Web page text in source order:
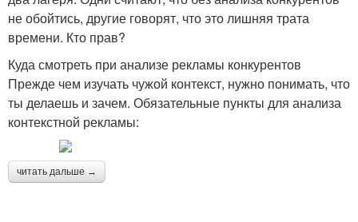
не обойтись, другие говорят, что это лишняя трата
времени. Кто прав?
Куда смотреть при анализе рекламы конкурентов
Прежде чем изучать чужой контекст, нужно понимать, что
ты делаешь и зачем. Обязательные пункты для анализа
контекстной рекламы:
читать дальше →